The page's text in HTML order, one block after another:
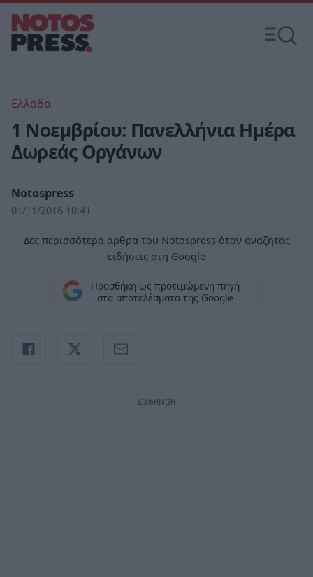
Ελλάδα
1 Νοεμβρίου: Πανελλήνια Ημέρα
Δωρεάς Οργάνων
Notospress
01/11/2016 10:41
Δες περισσότερα άρθρα του Notospress όταν αναζητάς
ειδήσεις στη Google
Προσθήκη ως προτιμώμενη πηγή
στα αποτελέσματα της Google